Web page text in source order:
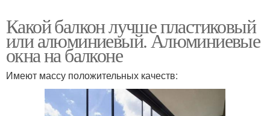
Какой балкон лучше пластиковый
или алюминиевый. Алюминиевые
окна на балконе
Имеют массу положительных качеств: